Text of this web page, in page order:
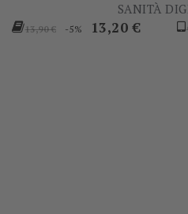
SANITÀ
Prezzo
13,90 € -5% Prezzo
13,20 €